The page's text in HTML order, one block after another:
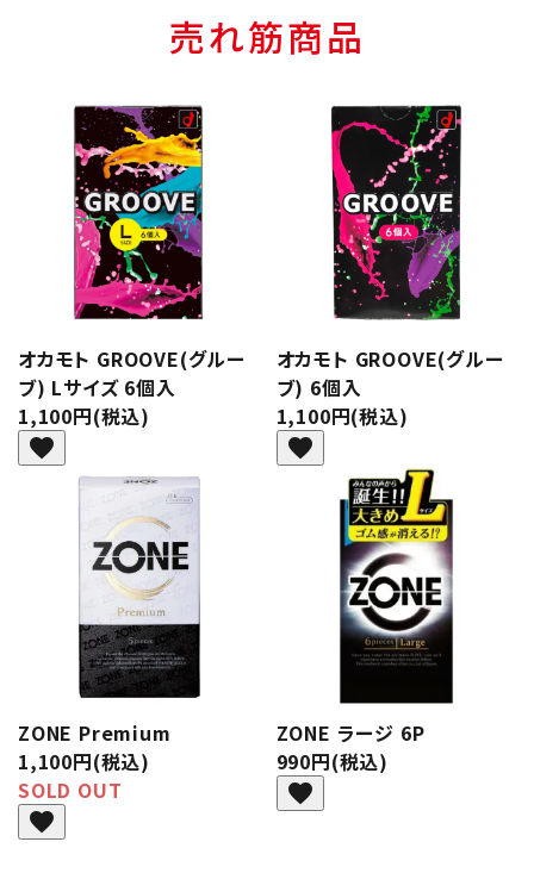
売れ筋商品
オカモト GROOVE(グルー
ブ) Lサイズ 6個入
1,100円(税込)
favorite
オカモト GROOVE(グルー
ブ) 6個入
1,100円(税込)
favorite
ZONE Premium
1,100円(税込)
SOLD OUT
favorite
ZONE ラージ 6P
990円(税込)
favorite